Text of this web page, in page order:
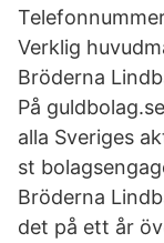
Verklig
Bröderna
På
alla Sveriges
st
Bröderna
det på ett år